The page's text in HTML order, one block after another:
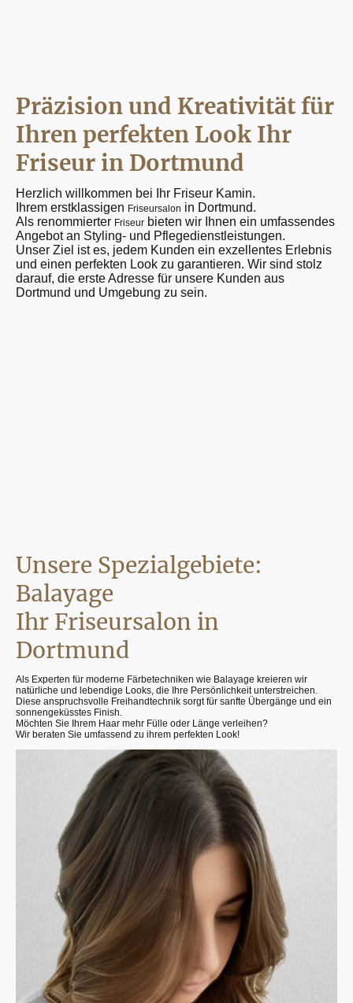
Präzision und Kreativität für
Ihren perfekten Look Ihr
Friseur in Dortmund
Herzlich willkommen bei Ihr Friseur Kamin.
Ihrem erstklassigen Friseursalon in Dortmund.
Als renommierter Friseur bieten wir Ihnen ein umfassendes
Angebot an Styling- und Pflegedienstleistungen.
Unser Ziel ist es, jedem Kunden ein exzellentes Erlebnis
und einen perfekten Look zu garantieren. Wir sind stolz
darauf, die erste Adresse für unsere Kunden aus
Dortmund und Umgebung zu sein.
Unsere Spezialgebiete:
Balayage
Ihr Friseursalon in
Dortmund
Als Experten für moderne Färbetechniken wie Balayage kreieren wir
natürliche und lebendige Looks, die Ihre Persönlichkeit unterstreichen.
Diese anspruchsvolle Freihandtechnik sorgt für sanfte Übergänge und ein
sonnengeküsstes Finish.
Möchten Sie Ihrem Haar mehr Fülle oder Länge verleihen?
Wir beraten Sie umfassend zu ihrem perfekten Look!